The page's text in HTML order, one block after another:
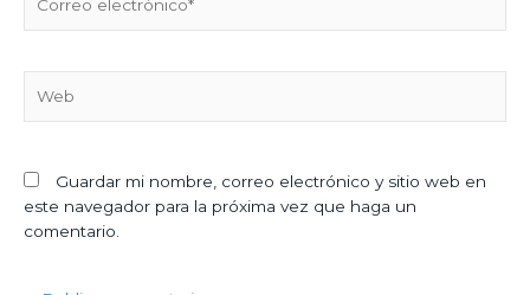
electrónico*
Guardar mi nombre, correo electrónico y sitio web en
este navegador para la próxima vez que haga un
comentario.